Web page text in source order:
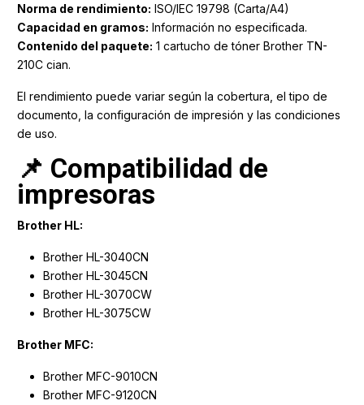
Norma de rendimiento: ISO/IEC 19798 (Carta/A4)
Capacidad en gramos: Información no especificada.
Contenido del paquete: 1 cartucho de tóner Brother TN-
210C cian.
El rendimiento puede variar según la cobertura, el tipo de
documento, la configuración de impresión y las condiciones
de uso.
📌 Compatibilidad de
impresoras
Brother HL:
Brother HL-3040CN
Brother HL-3045CN
Brother HL-3070CW
Brother HL-3075CW
Brother MFC:
Brother MFC-9010CN
Brother MFC-9120CN